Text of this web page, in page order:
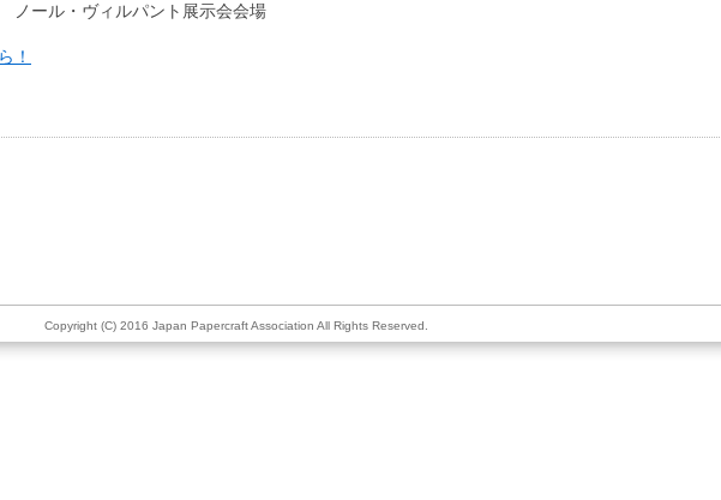
ノール・ヴィルパント展示会会場
！
Copyright (C) 2016 Japan Papercraft Association All Rights Reserved.